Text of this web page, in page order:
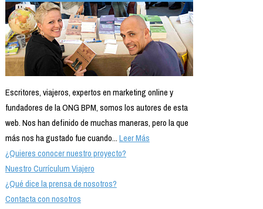
Escritores, viajeros, expertos en marketing online y
fundadores de la ONG BPM, somos los autores de esta
web. Nos han definido de muchas maneras, pero la que
más nos ha gustado fue cuando...Leer Más
¿Quieres conocer nuestro proyecto?
Nuestro Currículum Viajero
¿Qué dice la prensa de nosotros?
Contacta con nosotros